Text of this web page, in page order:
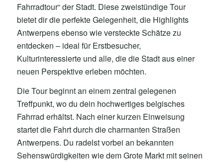
Fahrradtour“ der Stadt. Diese zweistündige Tour
bietet dir die perfekte Gelegenheit, die Highlights
Antwerpens ebenso wie versteckte Schätze zu
entdecken – ideal für Erstbesucher,
Kulturinteressierte und alle, die die Stadt aus einer
neuen Perspektive erleben möchten.
Die Tour beginnt an einem zentral gelegenen
Treffpunkt, wo du dein hochwertiges belgisches
Fahrrad erhältst. Nach einer kurzen Einweisung
startet die Fahrt durch die charmanten Straßen
Antwerpens. Du radelst vorbei an bekannten
Sehenswürdigkeiten wie dem Grote Markt mit seinen